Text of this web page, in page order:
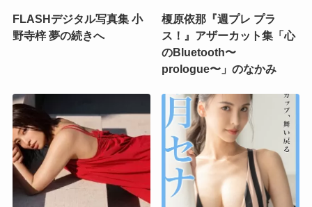
FLASHデジタル写真集 小
野寺梓 夢の続きへ
榎原依那『週プレ プラ
ス！』アザーカット集「心
のBluetooth〜
prologue〜」のなかみ